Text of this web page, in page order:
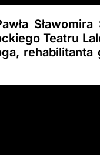
Sławomira
Teatru
rehabilitanta